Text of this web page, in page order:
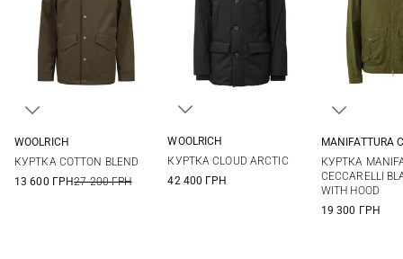
WOOLRICH
КУРТКА COTTON BLEND
13 600 ГРН27 200 ГРН
WOOLRICH
КУРТКА CLOUD ARCTIC
42 400 ГРН
48
MANIFATTURA
КУРТКА
CECCARELLI
WITH HOOD
19 300 ГРН